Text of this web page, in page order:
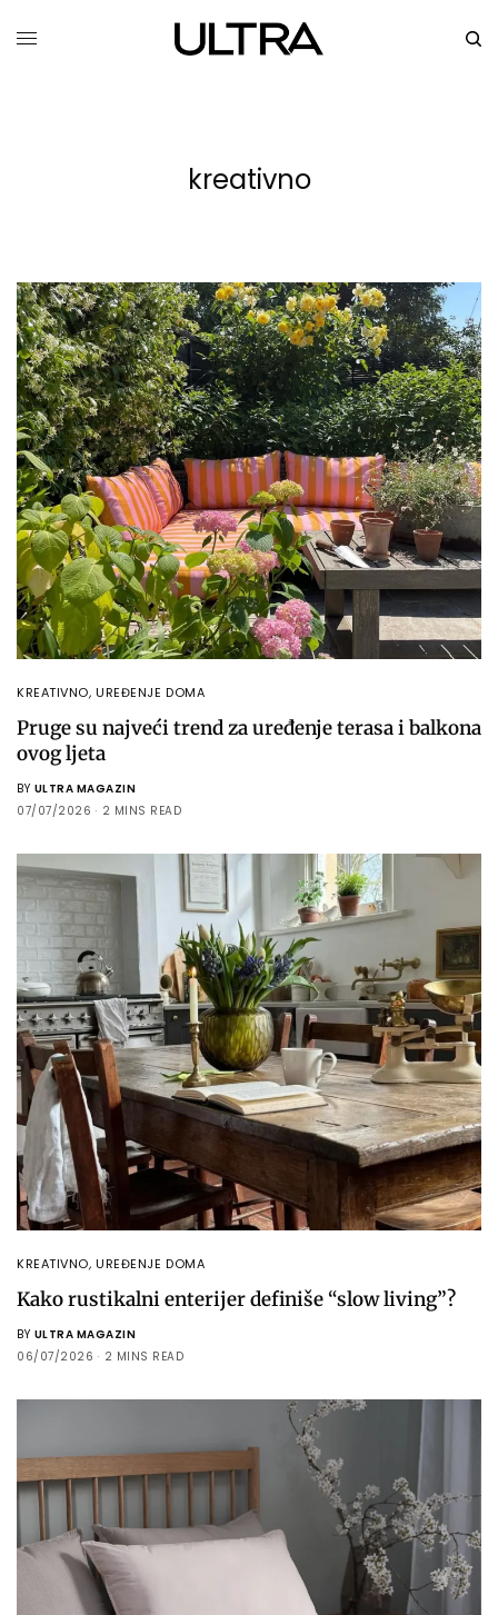
kreativno
KREATIVNO,UREĐENJE DOMA
Pruge su najveći trend za uređenje terasa i balkona
ovog ljeta
BY ULTRA MAGAZIN
07/07/2026
2 MINS READ
KREATIVNO,UREĐENJE DOMA
Kako rustikalni enterijer definiše “slow living”?
BY ULTRA MAGAZIN
06/07/2026
2 MINS READ